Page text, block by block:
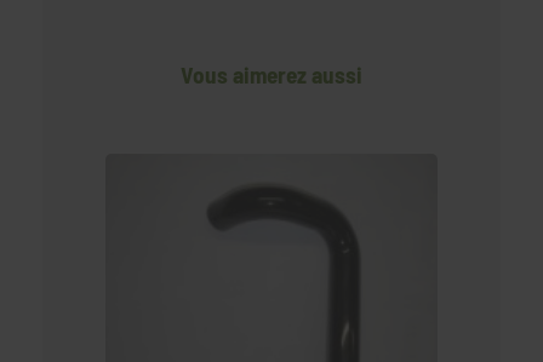
Vous aimerez aussi